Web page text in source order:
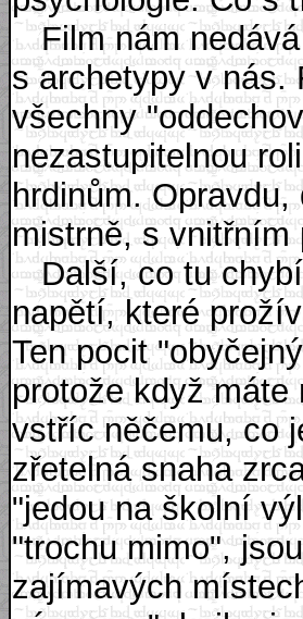
Film nám nedává
s archetypy v nás.
všechny
nezastupitelnou
hrdinům.
mistrně, s
Další, co tu chybí,
napětí, které
Ten pocit
protože když
vstříc něčemu, co
zřetelná snaha
"jedou na školní
"trochu mimo",
zajímavých